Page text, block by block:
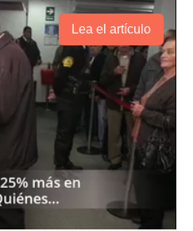
Lea el artículo